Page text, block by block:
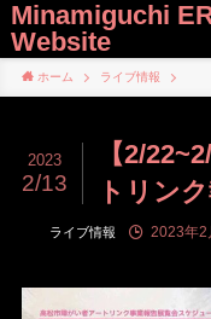
Minamiguchi
Website
ホーム ライブ情報
【2/
トリン
2023
2/13
ライブ情報 2023年2